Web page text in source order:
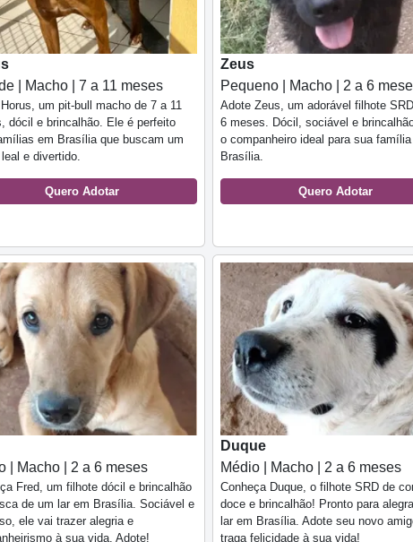
| Macho | 7 a 11 meses
um pit-bull macho de 7 a 11
dócil e brincalhão. Ele é perfeito
em Brasília que buscam um
e divertido.
Quero Adotar
Zeus
Pequeno | Macho | 2 a 6
Adote Zeus, um adorável filhote
6 meses. Dócil, sociável e
o companheiro ideal para sua família
Brasília.
Quero Adotar
| Macho | 2 a 6 meses
Fred, um filhote dócil e brincalhão
de um lar em Brasília. Sociável e
ele vai trazer alegria e
à sua vida. Adote!
Duque
Médio | Macho | 2 a 6 meses
Conheça Duque, o filhote SRD de
doce e brincalhão! Pronto para
lar em Brasília. Adote seu novo
traga felicidade à sua vida!